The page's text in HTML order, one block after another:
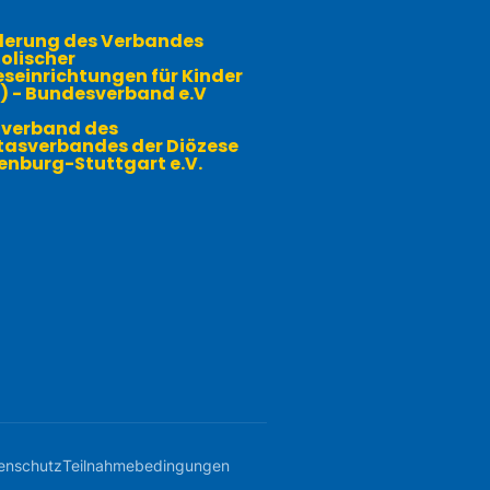
des Verbandes
für Kinder
- Bundesverband e.V
des
der Diözese
Stuttgart e.V.
Teilnahme­­bedingungen